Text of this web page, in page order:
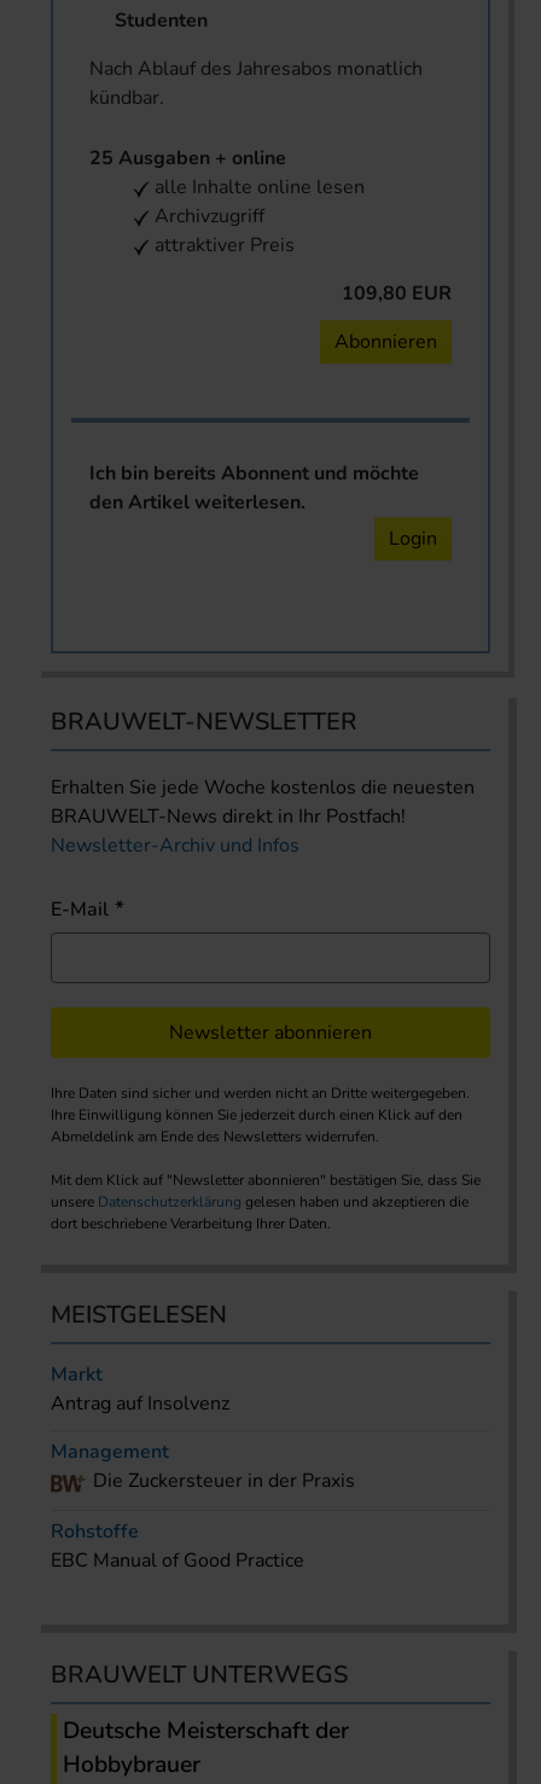
Studenten
Nach Ablauf des Jahresabos monatlich
kündbar.
25 Ausgaben + online
alle Inhalte online lesen
Archivzugriff
attraktiver Preis
109,80 EUR
Abonnieren
Ich bin bereits Abonnent und möchte
den Artikel weiterlesen.
Login
BRAUWELT-NEWSLETTER
Erhalten Sie jede Woche kostenlos die neuesten
BRAUWELT-News direkt in Ihr Postfach!
Newsletter-Archiv und Infos
E-Mail
Newsletter abonnieren
Ihre Daten sind sicher und werden nicht an Dritte weitergegeben.
Ihre Einwilligung können Sie jederzeit durch einen Klick auf den
Abmeldelink am Ende des Newsletters widerrufen.
Mit dem Klick auf "Newsletter abonnieren" bestätigen Sie, dass Sie
unsere Datenschutzerklärung gelesen haben und akzeptieren die
dort beschriebene Verarbeitung Ihrer Daten.
MEISTGELESEN
Markt
Antrag auf Insolvenz
Management
Die Zuckersteuer in der Praxis
Rohstoffe
EBC Manual of Good Practice
BRAUWELT UNTERWEGS
Deutsche Meisterschaft der
Hobbybrauer